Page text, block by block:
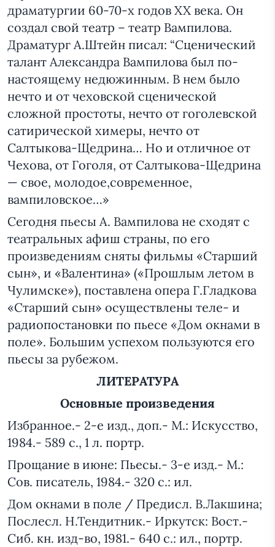
драматургии 60-70-х годов XX века. Он
создал свой театр – театр Вампилова.
Драматург А.Штейн писал: “Сценический
талант Александра Вампилова был по-
настоящему недюжинным. В нем было
нечто и от чеховской сценической
сложной простоты, нечто от гоголевской
сатирической химеры, нечто от
Салтыкова-Щедрина… Но и отличное от
Чехова, от Гоголя, от Салтыкова-Щедрина
— свое, молодое,современное,
вампиловское…»
Сегодня пьесы А. Вампилова не сходят с
театральных афиш страны, по его
произведениям сняты фильмы «Старший
сын», и «Валентина» («Прошлым летом в
Чулимске»), поставлена опера Г.Гладкова
«Старший сын» осуществлены теле- и
радиопостановки по пьесе «Дом окнами в
поле». Большим успехом пользуются его
пьесы за рубежом.
ЛИТЕРАТУРА
Основные произведения
Избранное.- 2-е изд., доп.- М.: Искусство,
1984.- 589 с., 1 л. портр.
Прощание в июне: Пьесы.- 3-е изд.- М.:
Сов. писатель, 1984.- 320 с.: ил.
Дом окнами в поле / Предисл. В.Лакшина;
Послесл. Н.Тендитник.- Иркутск: Вост.-
Сиб. кн. изд-во, 1981.- 640 с.: ил., портр.